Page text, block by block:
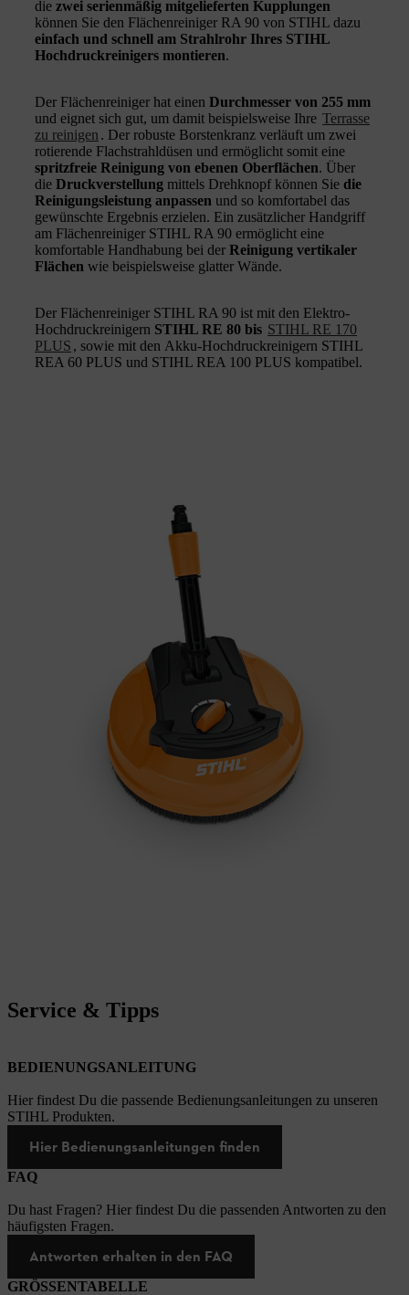
die zwei serienmäßig mitgelieferten Kupplungen
können Sie den Flächenreiniger RA 90 von STIHL dazu
einfach und schnell am Strahlrohr Ihres STIHL
Hochdruckreinigers montieren.
Der Flächenreiniger hat einen Durchmesser von 255 mm
und eignet sich gut, um damit beispielsweise Ihre Terrasse
zu reinigen . Der robuste Borstenkranz verläuft um zwei
rotierende Flachstrahldüsen und ermöglicht somit eine
spritzfreie Reinigung von ebenen Oberflächen. Über
die Druckverstellung mittels Drehknopf können Sie die
Reinigungsleistung anpassen und so komfortabel das
gewünschte Ergebnis erzielen. Ein zusätzlicher Handgriff
am Flächenreiniger STIHL RA 90 ermöglicht eine
komfortable Handhabung bei der Reinigung vertikaler
Flächen wie beispielsweise glatter Wände.
Der Flächenreiniger STIHL RA 90 ist mit den Elektro-
Hochdruckreinigern STIHL RE 80 bis STIHL RE 170
PLUS , sowie mit den Akku-Hochdruckreinigern STIHL
REA 60 PLUS und STIHL REA 100 PLUS kompatibel.
Service & Tipps
BEDIENUNGSANLEITUNG
Hier findest Du die passende Bedienungsanleitungen zu unseren
STIHL Produkten.
Hier Bedienungsanleitungen finden
FAQ
Du hast Fragen? Hier findest Du die passenden Antworten zu den
häufigsten Fragen.
Antworten erhalten in den FAQ
GRÖSSENTABELLE